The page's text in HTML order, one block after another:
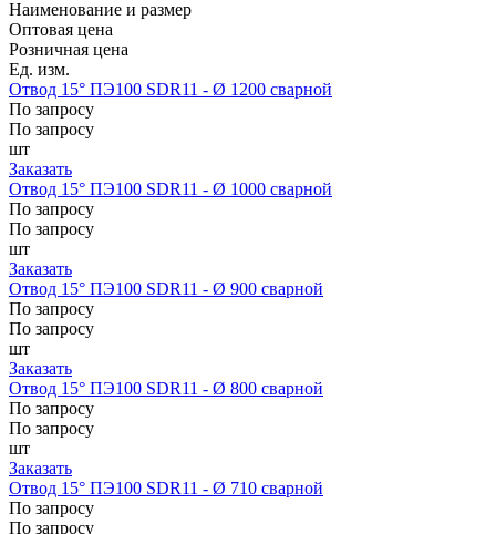
Наименование и размер
Оптовая цена
Розничная цена
Ед. изм.
Отвод 15° ПЭ100 SDR11 - Ø 1200 сварной
По запросу
По запросу
шт
Заказать
Отвод 15° ПЭ100 SDR11 - Ø 1000 сварной
По запросу
По запросу
шт
Заказать
Отвод 15° ПЭ100 SDR11 - Ø 900 сварной
По запросу
По запросу
шт
Заказать
Отвод 15° ПЭ100 SDR11 - Ø 800 сварной
По запросу
По запросу
шт
Заказать
Отвод 15° ПЭ100 SDR11 - Ø 710 сварной
По запросу
По запросу